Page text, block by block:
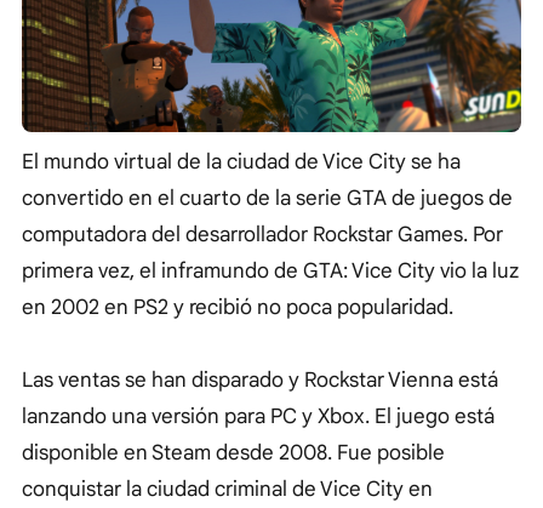
El mundo virtual de la ciudad de Vice City se ha
convertido en el cuarto de la serie GTA de juegos de
computadora del desarrollador Rockstar Games. Por
primera vez, el inframundo de GTA: Vice City vio la luz
en 2002 en PS2 y recibió no poca popularidad.
Las ventas se han disparado y Rockstar Vienna está
lanzando una versión para PC y Xbox. El juego está
disponible en Steam desde 2008. Fue posible
conquistar la ciudad criminal de Vice City en